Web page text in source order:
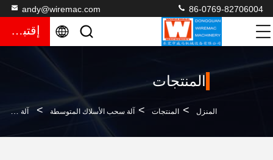
andy@wiremac.com 86-0769-82706004
إقتباس
المنتجات
المنزل > المنتجات > آلة سحب الأسلاك المتوسطة > آلة سحب الأسلاك النحاسية بسرعة 1800M / MIN لبثق الكابلات